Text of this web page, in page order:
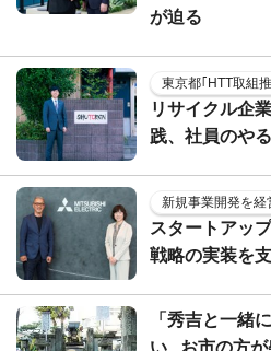
が迫る
東京都｢HTT取組
リサイクル企
践、社員のや
新規事業開発を経
スタートアッ
戦略の実装を
「秀吉と一緒
い...お市の方